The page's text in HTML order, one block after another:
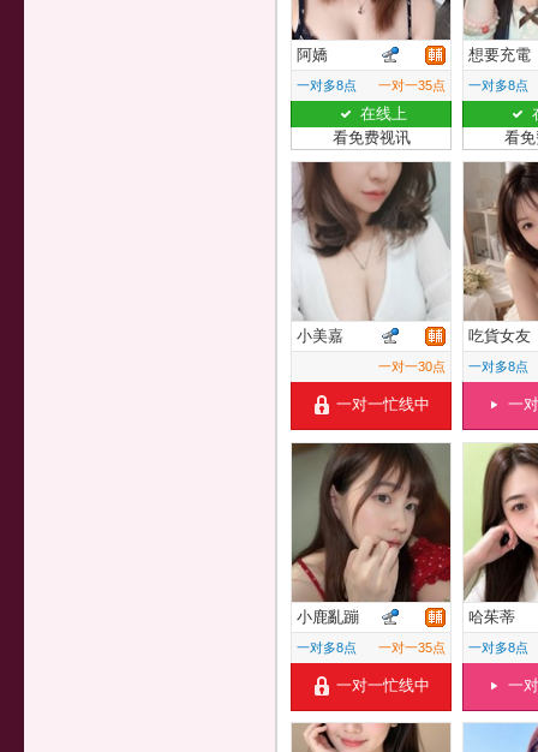
阿嬌
一对多8点 一对一35点
在线上
看免费视讯
想要充電
一对多8点
看
小美嘉
一对一30点
一对一忙线中
吃貨女友
一对多8点
一
小鹿亂蹦
一对多8点 一对一35点
一对一忙线中
哈茱蒂
一对多8点
一